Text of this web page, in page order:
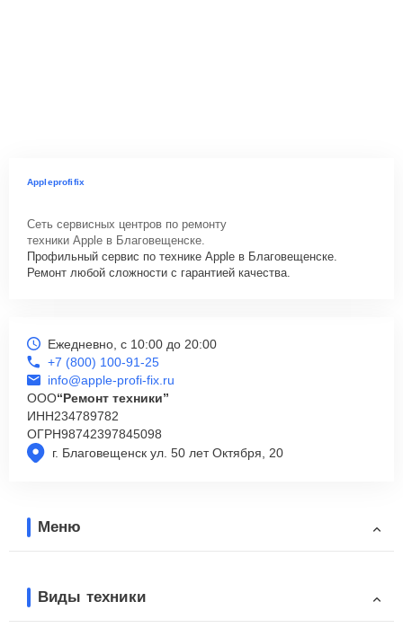
Appleprofifix
Сеть сервисных центров по ремонту
техники Apple в Благовещенске.
Профильный сервис по технике Apple в Благовещенске.
Ремонт любой сложности с гарантией качества.
г. Благовещенск ул. 50 лет Октября, 20
Ежедневно, с 10:00 до 20:00
+7 (800) 100-91-25
info@apple-profi-fix.ru
ООО“Ремонт техники”
ИНН234789782
ОГРН98742397845098
Меню
Виды техники